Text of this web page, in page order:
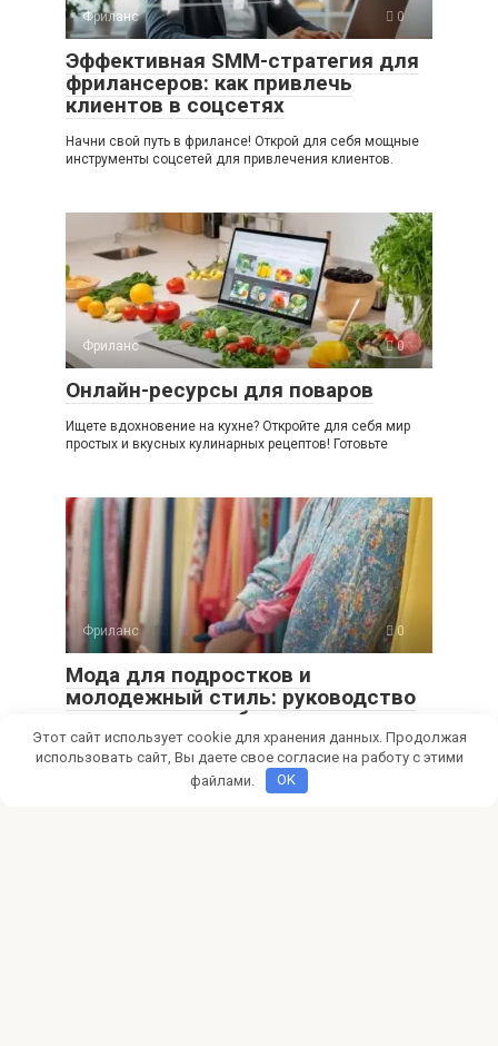
Фриланс 0
Эффективная SMM-стратегия для
фрилансеров: как привлечь
клиентов в соцсетях
Начни свой путь в фрилансе! Открой для себя мощные
инструменты соцсетей для привлечения клиентов.
Фриланс 0
Онлайн-ресурсы для поваров
Ищете вдохновение на кухне? Откройте для себя мир
простых и вкусных кулинарных рецептов! Готовьте
Фриланс 0
Мода для подростков и
молодежный стиль: руководство
по монетизации блога
Мечтаешь о модном блоге и доходе? Узнай, как создать
успешный fashion-блог для подростков, привлечь
Этот сайт использует cookie для хранения данных. Продолжая
использовать сайт, Вы даете свое согласие на работу с этими
файлами.
OK